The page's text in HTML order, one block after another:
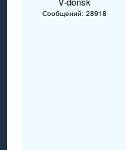
Сообщений: 28918